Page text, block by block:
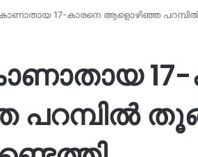
17-കാരനെ ആളൊഴിഞ്ഞ പറമ്പില്‍